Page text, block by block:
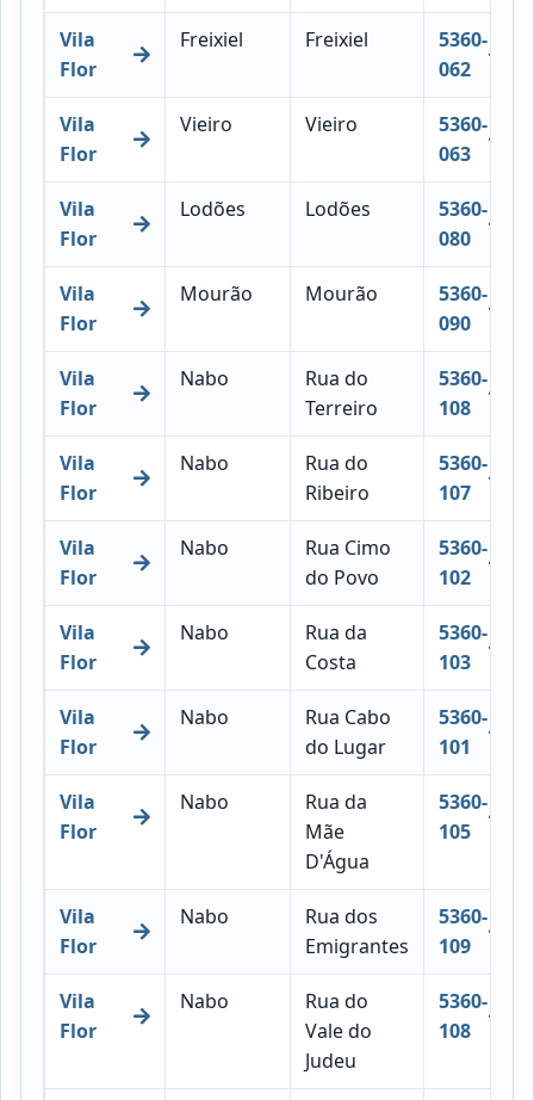
Vila
Flor
Freixiel Freixiel
5360-
062
Vila
Flor
Vieiro Vieiro
5360-
063
Vila
Flor
Lodões Lodões
5360-
080
Vila
Flor
Mourão Mourão
5360-
090
Vila
Flor
Nabo
Rua do
Terreiro
5360-
108
Vila
Flor
Nabo
Rua do
Ribeiro
5360-
107
Vila
Flor
Nabo
Rua Cimo
do Povo
5360-
102
Vila
Flor
Nabo
Rua da
Costa
5360-
103
Vila
Flor
Nabo
Rua Cabo
do Lugar
5360-
101
Vila
Flor
Nabo
Rua da
Mãe
D'Água
5360-
105
Vila
Flor
Nabo
Rua dos
Emigrantes
5360-
109
Vila
Flor
Nabo
Rua do
Vale do
Judeu
5360-
108